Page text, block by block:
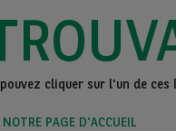
cliquer sur l'un de
PAGE D'ACCUEIL